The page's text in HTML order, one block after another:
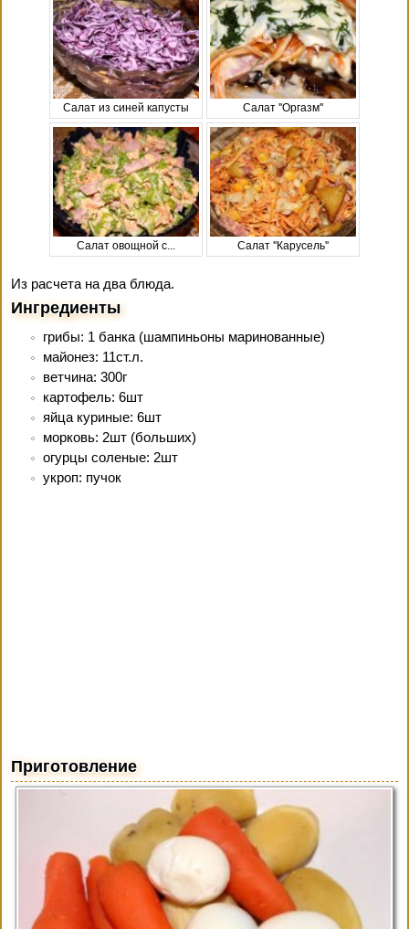
Салат из синей капусты Салат ''Оргазм''
Салат овощной с... Салат ''Карусель''
Из расчета на два блюда.
Ингредиенты
грибы: 1 банка (шампиньоны маринованные)
майонез: 11ст.л.
ветчина: 300г
картофель: 6шт
яйца куриные: 6шт
морковь: 2шт (больших)
огурцы соленые: 2шт
укроп: пучок
Приготовление